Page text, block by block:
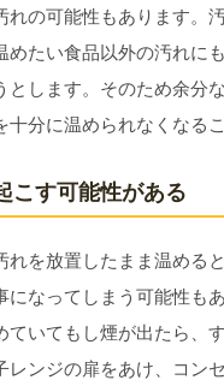
れの可能性もあります。
めたい食品以外の汚れに
します。そのため余分
分に温められなくなる
こす可能性がある
れを放置したまま温める
になってしまう可能性も
ていてもし煙が出たら、
レンジの扉をあけ、コン